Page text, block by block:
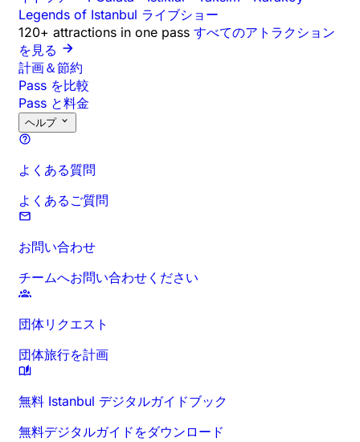
Legends of Istanbul ライブショー
120+ attractions in one pass すべてのアトラクション
を見る
計画＆節約
Pass を比較
Pass と料金
ヘルプ
よくある質問
よくあるご質問
お問い合わせ
チームへお問い合わせください
団体リクエスト
団体旅行を計画
無料 Istanbul デジタルガイドブック
無料デジタルガイドをダウンロード